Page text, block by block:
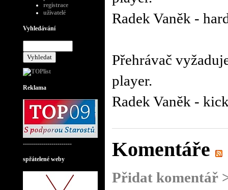
Modní přehlídka návrháře
Bruno Banani
Poslední rozloučení s rádiem
Wave 28.1.09
Koncert CHCI WAVE
ZPĚT!třetí nedožité FM
narozeniny Radia Wave, Praha
Retro Music Hall
registrace
uživatelé
Vyhledávání
Reklama
------------------------
spřátelené weby
Radek Vaněk -
Přehrávač
player.
Radek Vaněk -
Komentáře
Přidat komentář